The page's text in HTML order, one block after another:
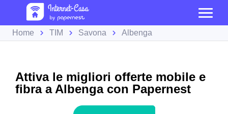
Home TIM Savona Albenga